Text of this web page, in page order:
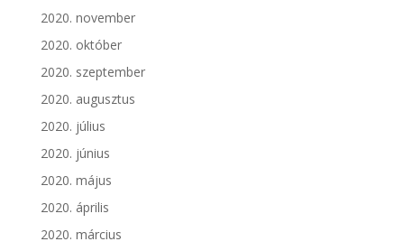
2020. november
2020. október
2020. szeptember
2020. augusztus
2020. július
2020. június
2020. május
2020. április
2020. március